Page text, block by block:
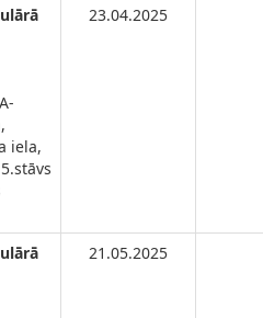
iela,
23.04.2025
21.05.2025